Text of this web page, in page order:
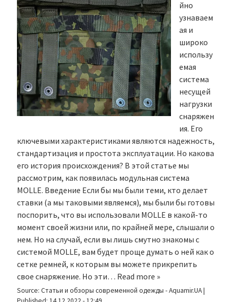
йно
узнаваем
ая и
широко
использу
емая
система
несущей
нагрузки
снаряжен
ия. Его
ключевыми характеристиками являются надежность,
стандартизация и простота эксплуатации. Но какова
его история происхождения? В этой статье мы
рассмотрим, как появилась модульная система
MOLLE. Введение Если бы мы были теми, кто делает
ставки (а мы таковыми являемся), мы были бы готовы
поспорить, что вы использовали MOLLE в какой-то
момент своей жизни или, по крайней мере, слышали о
нем. Но на случай, если вы лишь смутно знакомы с
системой MOLLE, вам будет проще думать о ней как о
сетке ремней, к которым вы можете прикрепить
свое снаряжение. Но эти… Read more »
Source: Статьи и обзоры современной одежды - Aquamir.UA|